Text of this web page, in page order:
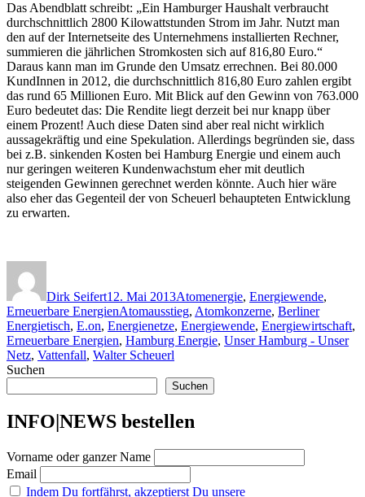
Das Abendblatt schreibt: „Ein Hamburger Haushalt verbraucht
durchschnittlich 2800 Kilowattstunden Strom im Jahr. Nutzt man
den auf der Internetseite des Unternehmens installierten Rechner,
summieren die jährlichen Stromkosten sich auf 816,80 Euro.“
Daraus kann man im Grunde den Umsatz errechnen. Bei 80.000
KundInnen in 2012, die durchschnittlich 816,80 Euro zahlen ergibt
das rund 65 Millionen Euro. Mit Blick auf den Gewinn von 763.000
Euro bedeutet das: Die Rendite liegt derzeit bei nur knapp über
einem Prozent! Auch diese Daten sind aber real nicht wirklich
aussagekräftig und eine Spekulation. Allerdings begründen sie, dass
bei z.B. sinkenden Kosten bei Hamburg Energie und einem auch
nur geringen weiteren Kundenwachstum eher mit deutlich
steigenden Gewinnen gerechnet werden könnte. Auch hier wäre
also eher das Gegenteil der von Scheuerl behaupteten Entwicklung
zu erwarten.
Dirk Seifert12. Mai 2013Atomenergie, Energiewende,
Erneuerbare EnergienSchlagwörter
Atomausstieg, Atomkonzerne, Berliner
Energietisch, E.on, Energienetze, Energiewende, Energiewirtschaft,
Erneuerbare Energien, Hamburg Energie, Unser Hamburg - Unser
Netz, Vattenfall, Walter Scheuerl
Suchen
Suchen
INFO|NEWS bestellen
Vorname oder ganzer Name
Email
Indem Du fortfährst, akzeptierst Du unsere